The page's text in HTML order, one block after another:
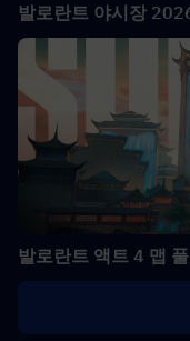
발로란트 야시장
발로란트 액트 4 맵